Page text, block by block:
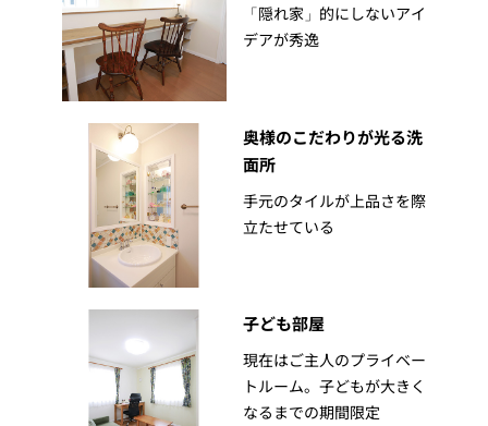
「隠れ家」的にしないアイ
デアが秀逸
奥様のこだわりが光る洗
面所
手元のタイルが上品さを際
立たせている
子ども部屋
現在はご主人のプライベー
トルーム。子どもが大きく
なるまでの期間限定